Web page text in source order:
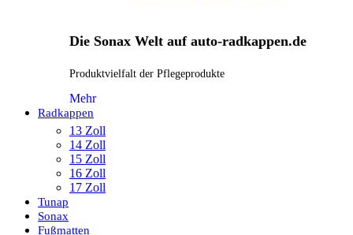
Die Sonax Welt auf auto-radkappen.de
Produktvielfalt der Pflegeprodukte
Mehr
Radkappen
13 Zoll
14 Zoll
15 Zoll
16 Zoll
17 Zoll
Tunap
Sonax
Fußmatten